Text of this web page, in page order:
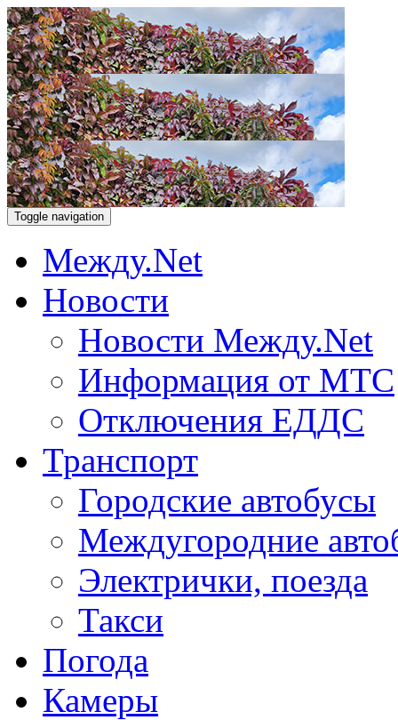
Toggle navigation
Между.Net
Новости
Новости Между.Net
Информация от МТС
Отключения ЕДДС
Транспорт
Городские автобусы
Междугородние
Электрички, поезда
Такси
Погода
Камеры